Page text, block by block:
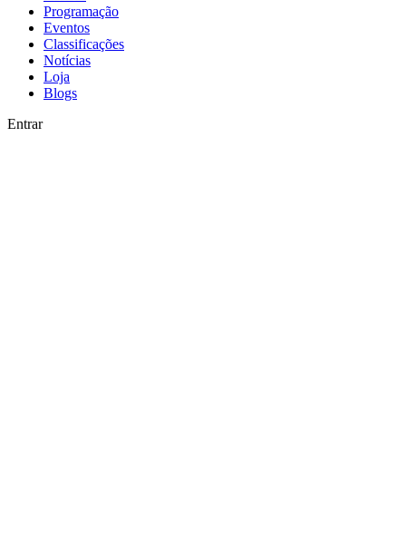
Programação
Eventos
Classificações
Notícias
Loja
Blogs
Entrar